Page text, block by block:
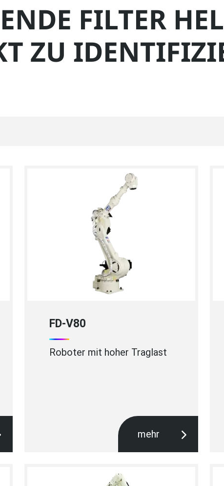
FILTER
ZU
FD-V80
Roboter mit hoher Traglast
mehr